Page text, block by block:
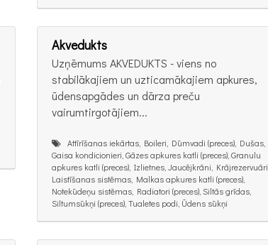
Akvedukts
Uzņēmums AKVEDUKTS - viens no
stabilākajiem un uzticamākajiem apkures,
ūdensapgādes un dārza preču
vairumtirgotājiem...
Attīrīšanas iekārtas, Boileri, Dūmvadi (preces), Dušas,
Gaisa kondicionieri, Gāzes apkures katli (preces), Granulu
apkures katli (preces), Izlietnes, Jaucējkrāni, Krājrezervuāri,
Laistīšanas sistēmas, Malkas apkures katli (preces),
Notekūdeņu sistēmas, Radiatori (preces), Siltās grīdas,
Siltumsūkņi (preces), Tualetes podi, Ūdens sūkņi